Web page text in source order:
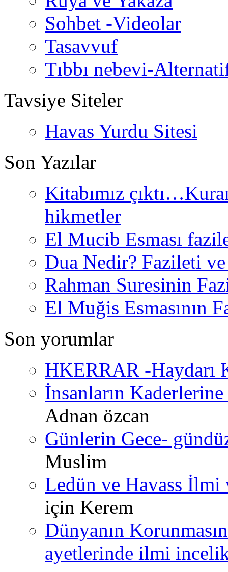
Sohbet -Videolar
Tasavvuf
Tıbbı nebevi-
Tavsiye Siteler
Havas Yurdu Sitesi
Son Yazılar
Kitabımız
hikmetler
El Mucib Esması
Dua Nedir? Fazileti
Rahman Suresinin
El Muğis Esmasının
Son yorumlar
HKERRAR -Haydarı
İnsanların
Adnan özcan
Günlerin Gece-
Muslim
Ledün ve Havass İlmi
için Kerem
Dünyanın
ayetlerinde ilmi